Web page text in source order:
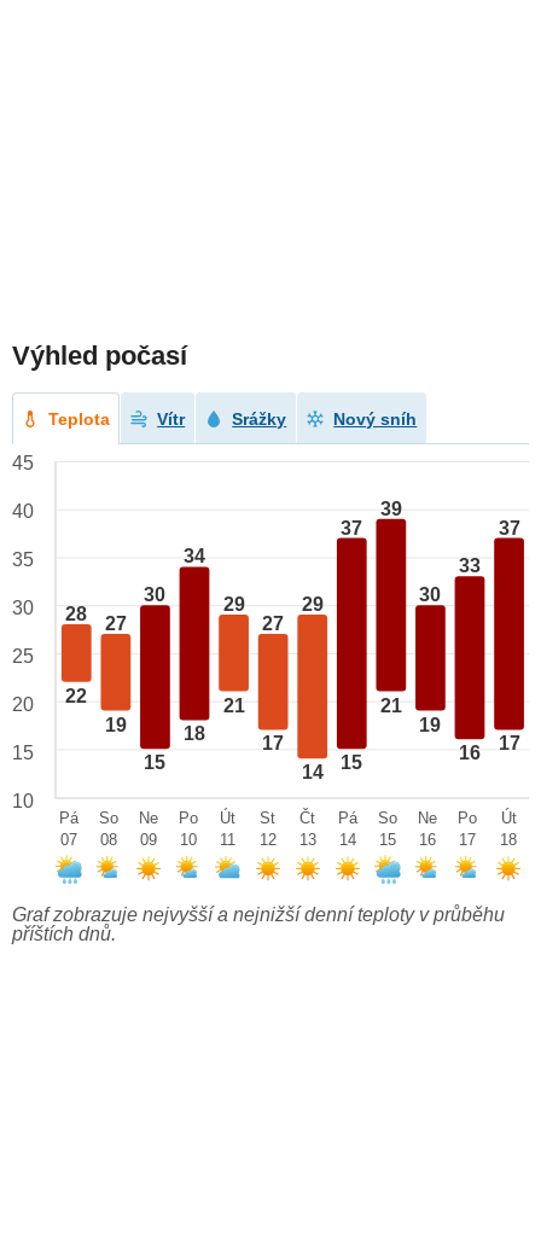
Výhled počasí
Teplota Vítr Srážky Nový sníh
28
22
27
19
30
15
34
18
29
21
27
17
29
14
37
15
39
21
30
19
33
16
37
17
45
40
35
30
25
20
15
10
Pá
07
So
08
Ne
09
Po
10
Út
11
St
12
Čt
13
Pá
14
So
15
Ne
16
Po
17
Út
18
Graf zobrazuje nejvyšší a nejnižší denní teploty v průběhu
příštích dnů.